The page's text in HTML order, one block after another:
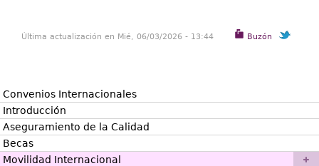
Buzón
Última actualización en Mié, 06/03/2026 - 13:44
Convenios Internacionales
Introducción
Aseguramiento de la Calidad
Becas
Movilidad Internacional